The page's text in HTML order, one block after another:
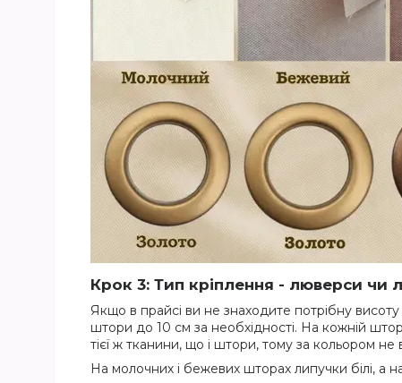
Крок 3: Тип кріплення - люверси чи
Якщо в прайсі ви не знаходите потрібну
штори до 10 см за необхідності. На кожній
тієї ж тканини, що і штори, тому за кольором не
На молочних і бежевих шторах липучки білі, а